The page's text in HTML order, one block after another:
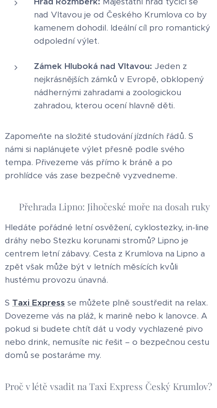
nad Vltavou je od Českého Krumlova co by
kamenem dohodil. Ideální cíl pro romantický
odpolední výlet.
Zámek Hluboká nad Vltavou: Jeden z
nejkrásnějších zámků v Evropě, obklopený
nádhernými zahradami a zoologickou
zahradou, kterou ocení hlavně děti.
Zapomeňte na složité studování jízdních řádů. S
námi si naplánujete výlet přesně podle svého
tempa. Přivezeme vás přímo k bráně a po
prohlídce vás zase bezpečně vyzvedneme.
🏖️ Přehrada Lipno: Jihočeské moře na dosah ruky
Hledáte pořádné letní osvěžení, cyklostezky, in-line
dráhy nebo Stezku korunami stromů? Lipno je
centrem letní zábavy. Cesta z Krumlova na Lipno a
zpět však může být v letních měsících kvůli
hustému provozu únavná.
S Taxi Express se můžete plně soustředit na relax.
Dovezeme vás na pláž, k marině nebo k lanovce. A
pokud si budete chtít dát u vody vychlazené pivo
nebo drink, nemusíte nic řešit – o bezpečnou cestu
domů se postaráme my.
Proč v létě vsadit na Taxi Express Český Krumlov?